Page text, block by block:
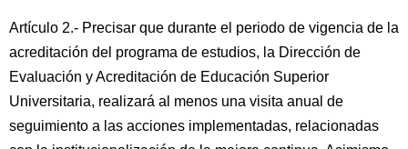
Artículo 2.- Precisar que durante el periodo de vigencia de la
acreditación del programa de estudios, la Dirección de
Evaluación y Acreditación de Educación Superior
Universitaria, realizará al menos una visita anual de
seguimiento a las acciones implementadas, relacionadas